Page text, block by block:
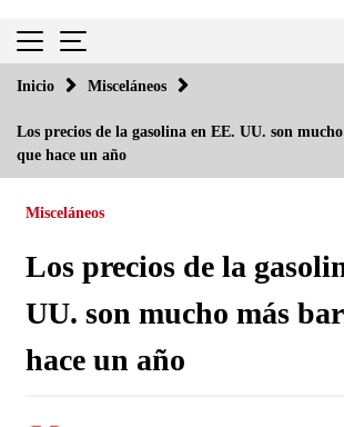
Inicio Misceláneos
Los precios de la gasolina en EE. UU. son
que hace un año
Misceláneos
Los precios de la
UU. son mucho más
hace un año